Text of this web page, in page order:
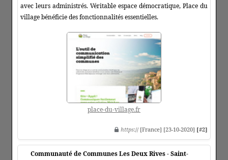
avec leurs administrés. Véritable espace démocratique, Place du
village bénéficie des fonctionnalités essentielles.
place-du-village.fr
https:// [France] [23-10-2020] [#2]
Communauté de Communes Les Deux Rives - Saint-